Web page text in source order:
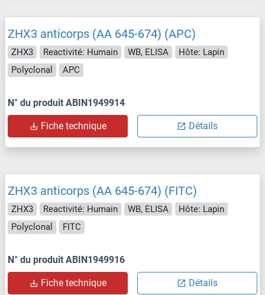
ZHX3 anticorps (AA 645-674) (APC)
ZHX3 Reactivité: Humain WB, ELISA
Hôte: Lapin
Polyclonal
APC
N° du produit ABIN1949914
Fiche technique Détails
ZHX3 anticorps (AA 645-674) (FITC)
ZHX3 Reactivité: Humain WB, ELISA
Hôte: Lapin
Polyclonal
FITC
N° du produit ABIN1949916
Fiche technique Détails